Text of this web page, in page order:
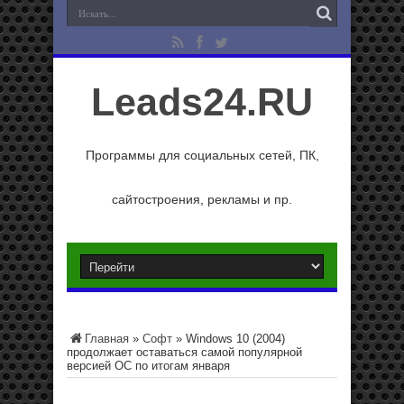
Leads24.RU
Программы для социальных сетей, ПК,
сайтостроения, рекламы и пр.
Главная » Софт » Windows 10 (2004)
продолжает оставаться самой популярной
версией ОС по итогам января